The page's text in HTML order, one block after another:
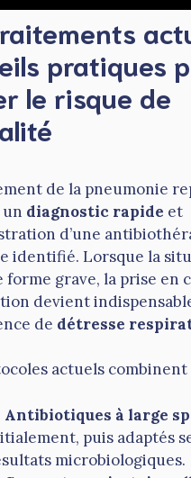
pratiques
le risque de
de la pneumonie
diagnostic rapide et
d’une
identifié. Lorsque la
forme grave, la prise en
devient
de détresse
actuels combinent
Antibiotiques à large
puis adaptés
microbiologiques.